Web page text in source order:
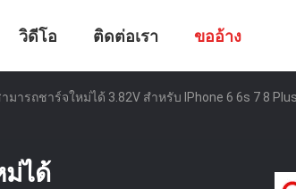
วิดีโอ ติดต่อเรา ขออ้าง
ารถชาร์จใหม่ได้ 3.82V สําหรับ IPhone 6 6s 7 8 Plus
ม่ได้